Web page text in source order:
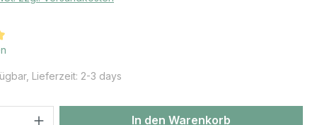
Bewertung von 5 von 5 Sternen
Lieferzeit: 2-3 days
Anzahl: Gib den gewünschten Wert
In den Warenkorb